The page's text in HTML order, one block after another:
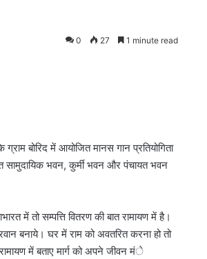
0 27 1 minute read
बोरिद में आयोजित मानस गान प्रतियोगिता
सामुदायिक भवन, कुर्मी भवन और पंचायत भवन
में तो सम्पत्ति वितरण की बात रामायण में है।
बनाये। घर में राम को अवतरित करना हो तो
में बताए मार्ग को अपने जीवन मंे